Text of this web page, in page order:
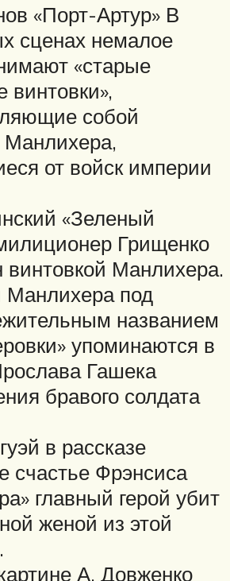
«Порт-Артур» В
сценах немалое
«старые
винтовки»,
собой
Манлихера,
от войск империи
«Зеленый
Грищенко
винтовкой Манлихера.
Манлихера под
названием
упоминаются в
Гашека
бравого солдата
в рассказе
счастье Фрэнсиса
главный герой убит
женой из этой
А. Довженко